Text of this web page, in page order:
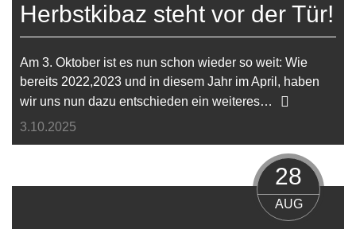
Herbstkibaz steht vor der Tür!
Am 3. Oktober ist es nun schon wieder so weit: Wie
bereits 2022,2023 und in diesem Jahr im April, haben
wir uns nun dazu entschieden ein weiteres…
3.10.2025
28
AUG